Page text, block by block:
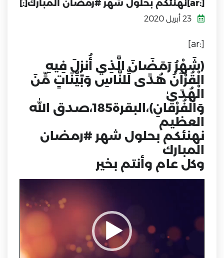
[:ar]نهنئكم بحلول شهر #رمضان المبارك[:]
[:ar]
(شَهْرُ رَمَضَانَ الَّذِي أُنزِلَ فِيهِ
الْقُرْآنُ هُدًى لِّلنَّاسِ وَبَيِّنَاتٍ مِّنَ
الْهُدَىٰ
وَالْفُرْقَانِ)،البقرة185،صدق الله
العظيم
نهنئكم بحلول شهر #رمضان
المبارك
وكل عام وأنتم بخير